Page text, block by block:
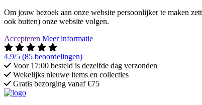
Om jouw bezoek aan onze website persoonlijker te maken
ook buiten) onze website volgen.
Accepteren Meer informatie
4.9/5 (85 beoordelingen)
Voor 17:00 besteld is dezelfde dag verzonden
Wekelijks nieuwe items en collecties
Gratis bezorging vanaf €75